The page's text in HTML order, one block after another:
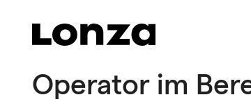
Operator im